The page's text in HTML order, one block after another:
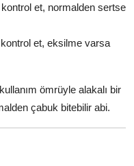
kontrol et, normalden sertse
et, eksilme varsa
ömrüyle alakalı bir
çabuk bitebilir abi.